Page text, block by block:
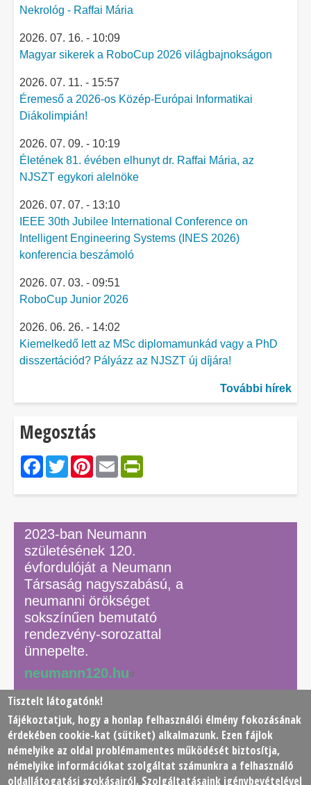
Nekrológ - Raffai Mária
2026. 07. 16. - 10:09
Magyar sikerek a RoboCup 2026 világbajnokságon
2026. 07. 11. - 15:57
Éremeső a 2026-os Közép-Európai Informatikai
Diákolimpián!
2026. 07. 09. - 10:19
Életének 81. évében elhunyt dr. Raffai Mária, az
NJSZT egykori alelnöke
2026. 07. 07. - 13:10
IEEE 30th Jubilee International Conference on
Intelligent Engineering Systems (INES 2026)
konferencia beszámoló
2026. 07. 03. - 09:51
RoboCup Junior 2026
2026. 06. 26. - 14:02
Kiemelkedő lett az MSc diplomamunkád vagy a PhD
disszertációd? Pályázz az NJSZT új díjára!
További hírek
Megosztás
Facebook
Twitter
Pinterest
Email
2023-ban Neumann
születésének 120.
évfordulóját a Neumann
Társaság nagyszabású, a
neumanni örökséget
sokszínűen bemutató
rendezvény-sorozattal
ünnepelte.
neumann120.hu
© 2026 Neumann János Számítógéptudományi Társaság
(NJSZT)
Adatkezelési tájékoztató Impresszum Kapcsolat
Tisztelt látogatónk!
Tájékoztatjuk, hogy a honlap felhasználói élmény fokozásának
érdekében cookie-kat (sütiket) alkalmazunk. Ezen fájlok
némelyike az oldal problémamentes működését biztosítja,
némelyike információkat szolgáltat számunkra a felhasználó
oldallátogatási szokásairól. Szolgáltatásaink igénybevételével